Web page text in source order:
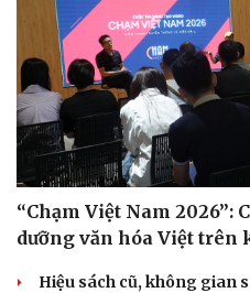
“Chạm Việt Nam 2026”:
dưỡng văn hóa Việt trên
Hiệu sách cũ, không gian